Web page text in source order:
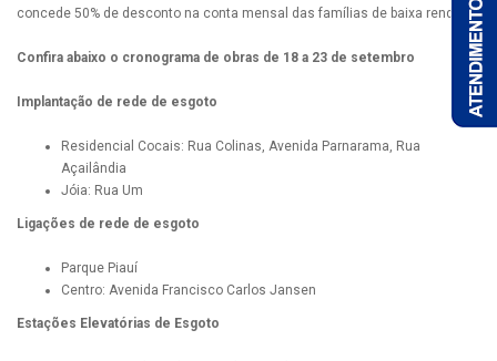
concede 50% de desconto na conta mensal das famílias de baixa renda.
Confira abaixo o cronograma de obras de 18 a 23 de setembro
Implantação de rede de esgoto
Residencial Cocais: Rua Colinas, Avenida Parnarama, Rua
Açailândia
Jóia: Rua Um
Ligações de rede de esgoto
Parque Piauí
Centro: Avenida Francisco Carlos Jansen
Estações Elevatórias de Esgoto